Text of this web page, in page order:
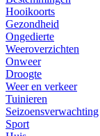
Hooikoorts
Gezondheid
Ongedierte
Weeroverzichten
Onweer
Droogte
Weer en verkeer
Tuinieren
Seizoensverwachting
Sport